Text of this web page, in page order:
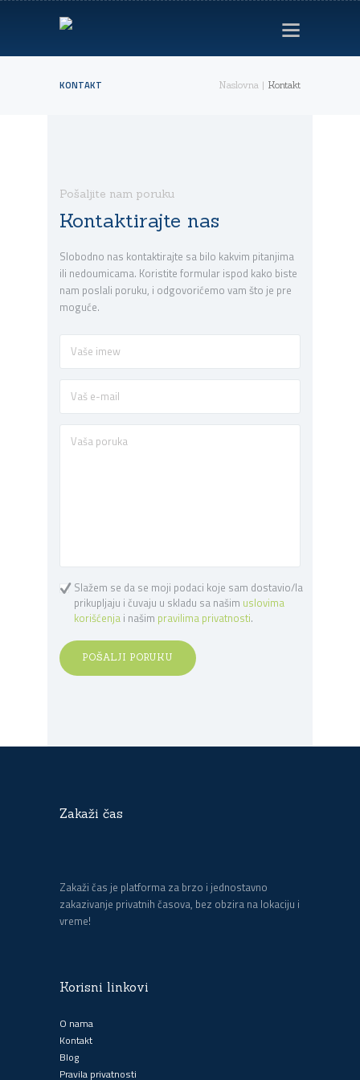
KONTAKT Naslovna Kontakt
NASLOVNA
O NAMA
BLOG
KONTAKT
Pošaljite nam poruku
Kontaktirajte nas
Slobodno nas kontaktirajte sa bilo kakvim pitanjima
ili nedoumicama. Koristite formular ispod kako biste
nam poslali poruku, i odgovorićemo vam što je pre
moguće.
Slažem se da se moji podaci koje sam dostavio/la
prikupljaju i čuvaju u skladu sa našim uslovima
korišćenja i našim pravilima privatnosti.
Zakaži čas
Zakaži čas je platforma za brzo i jednostavno
zakazivanje privatnih časova, bez obzira na lokaciju i
vreme!
Korisni linkovi
O nama
Kontakt
Blog
Pravila privatnosti